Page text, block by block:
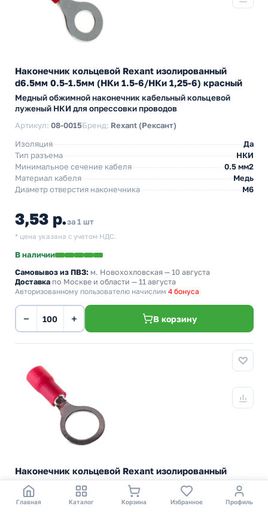
Наконечник кольцевой Rexant изолированный
d6.5мм 0.5-1.5мм (НКи 1.5-6/НКи 1,25-6) красный
Медный обжимной наконечник кабельный кольцевой
луженый НКИ для опрессовки проводов
Артикул: 08-0015Бренд: Rexant (Рексант)
Изоляция
Да
Тип разъема
НКИ
Минимальное сечение кабеля
0.5 мм2
Материал кабеля
Медь
Диаметр отверстия наконечника
М6
3,53 р.за 1 шт
* цена указана с учетом НДС.
В наличии
Самовывоз из ПВЗ: м. Новохохловская — 10 августа
Доставка по Москве и области — 11 августа
Авторизованному пользователю начислим 4 бонуса
− + В корзину
Наконечник кольцевой Rexant изолированный
d8.4мм 0.5-1.5мм (НКи 1.5-8/НКи 1,25-8) красный
Медный обжимной наконечник кабельный кольцевой
луженый НКИ для опрессовки проводов
Главная Каталог Корзина Избранное Профиль